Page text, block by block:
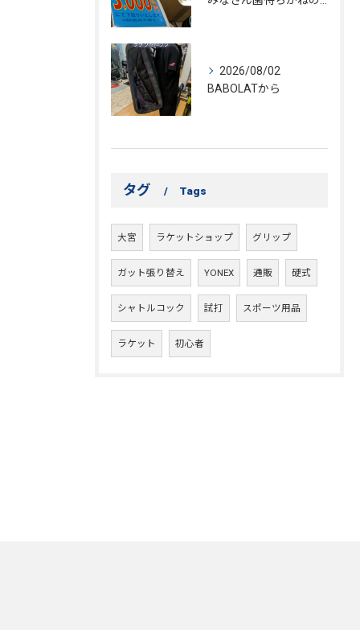
2026/08/02
BABOLATから
タグ Tags
大宮 ラケットショップ グリップ
ガット張り替え YONEX 通販 硬式
シャトルコック 試打 スポーツ用品
ラケット 初心者